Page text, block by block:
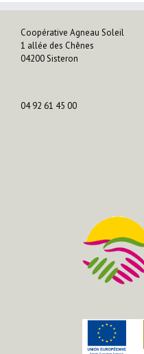
Coopérative Agneau Soleil
1 allée des Chênes
04200 Sisteron
04 92 61 45 00